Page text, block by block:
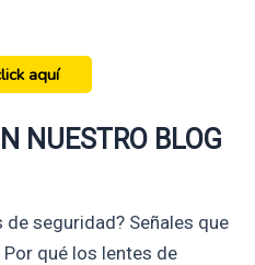
aquí
NUESTRO BLOG
seguridad? Señales que
Por qué los lentes de